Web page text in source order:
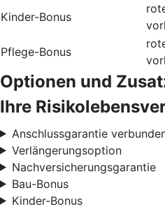
Kinder-Bonus
Pflege-Bonus
Optionen und
Ihre
Anschlussgarantie
Verlängerungsoption
Nachversicherungsgarantie
Bau-Bonus
Kinder-Bonus